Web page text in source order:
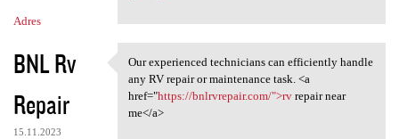
Adres
BNL Rv
Repair
15.11.2023
Our experienced technicians
Our experienced technicians can efficiently handle
any RV repair or maintenance task. <a
href="https://bnlrvrepair.com/">rvrepair near
me</a>